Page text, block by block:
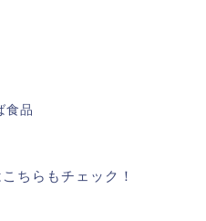
食品
ちらもチェック！